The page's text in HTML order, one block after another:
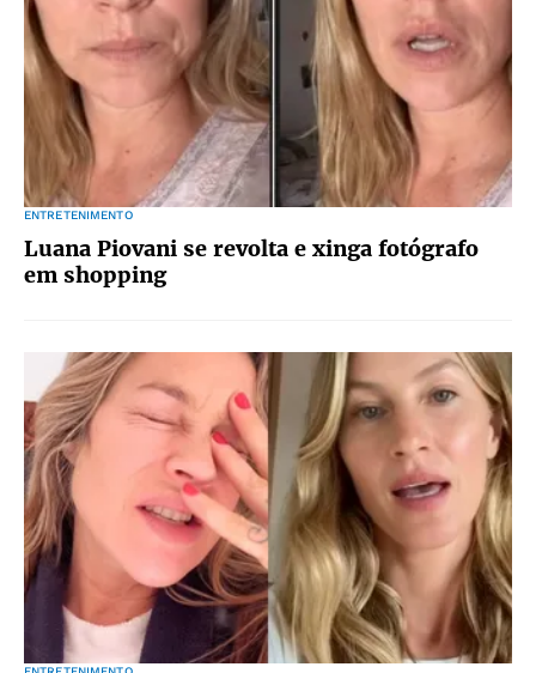
ENTRETENIMENTO
Luana Piovani se revolta e xinga fotógrafo
em shopping